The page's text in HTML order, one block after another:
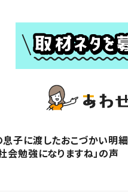
子に渡したおこづかい明
社会勉強になりますね」の声